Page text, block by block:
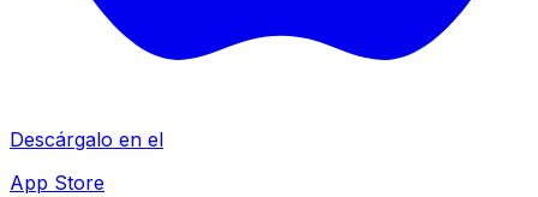
Descárgalo en el
App Store